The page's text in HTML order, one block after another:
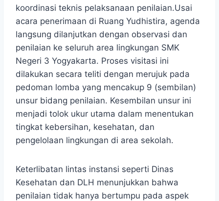
koordinasi teknis pelaksanaan penilaian.Usai
acara penerimaan di Ruang Yudhistira, agenda
langsung dilanjutkan dengan observasi dan
penilaian ke seluruh area lingkungan SMK
Negeri 3 Yogyakarta. Proses visitasi ini
dilakukan secara teliti dengan merujuk pada
pedoman lomba yang mencakup 9 (sembilan)
unsur bidang penilaian. Kesembilan unsur ini
menjadi tolok ukur utama dalam menentukan
tingkat kebersihan, kesehatan, dan
pengelolaan lingkungan di area sekolah.
Keterlibatan lintas instansi seperti Dinas
Kesehatan dan DLH menunjukkan bahwa
penilaian tidak hanya bertumpu pada aspek